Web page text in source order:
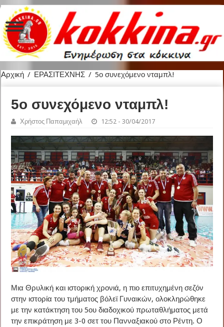
Αρχική / ΕΡΑΣΙΤΕΧΝΗΣ / 5ο συνεχόμενο νταμπλ!
5ο συνεχόμενο νταμπλ!
Χρήστος Παπαμιχαήλ 12:52 - 30/04/2017
Μια Θρυλική και ιστορική χρονιά, η πιο επιτυχημένη σεζόν
στην ιστορία του τμήματος βόλεϊ Γυναικών, ολοκληρώθηκε
με την κατάκτηση του 5ου διαδοχικού πρωταθλήματος μετά
την επικράτηση με 3-0 σετ του Πανναξιακού στο Ρέντη. Ο